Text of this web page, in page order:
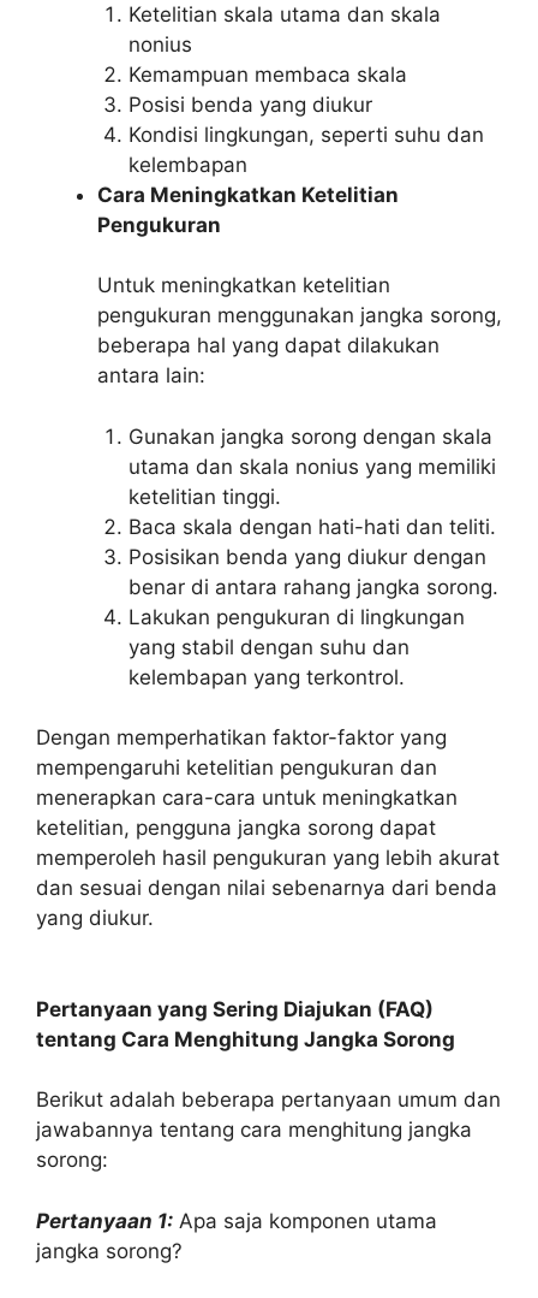
Ketelitian skala utama dan skala
nonius
Kemampuan membaca skala
Posisi benda yang diukur
Kondisi lingkungan, seperti suhu dan
kelembapan
Cara Meningkatkan Ketelitian
Pengukuran
Untuk meningkatkan ketelitian
pengukuran menggunakan jangka sorong,
beberapa hal yang dapat dilakukan
antara lain:
Gunakan jangka sorong dengan skala
utama dan skala nonius yang memiliki
ketelitian tinggi.
Baca skala dengan hati-hati dan teliti.
Posisikan benda yang diukur dengan
benar di antara rahang jangka sorong.
Lakukan pengukuran di lingkungan
yang stabil dengan suhu dan
kelembapan yang terkontrol.
Dengan memperhatikan faktor-faktor yang
mempengaruhi ketelitian pengukuran dan
menerapkan cara-cara untuk meningkatkan
ketelitian, pengguna jangka sorong dapat
memperoleh hasil pengukuran yang lebih akurat
dan sesuai dengan nilai sebenarnya dari benda
yang diukur.
Pertanyaan yang Sering Diajukan (FAQ)
tentang Cara Menghitung Jangka Sorong
Berikut adalah beberapa pertanyaan umum dan
jawabannya tentang cara menghitung jangka
sorong:
Pertanyaan 1: Apa saja komponen utama
jangka sorong?